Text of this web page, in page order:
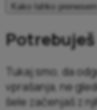
Kako lahko
Tukaj smo, da
vprašanja, ne
šele začenjaš z